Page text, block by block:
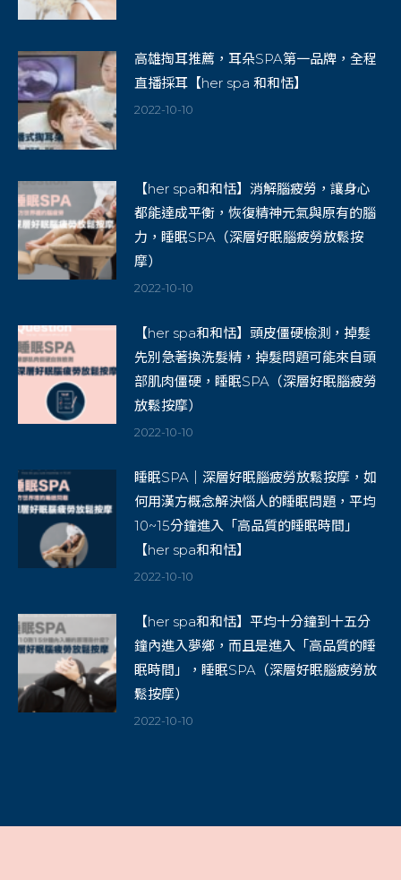
高雄掏耳推薦，耳朵SPA第一品牌，全程
直播採耳【her spa 和和恬】
2022-10-10
【her spa和和恬】消解腦疲勞，讓身心
都能達成平衡，恢復精神元氣與原有的腦
力，睡眠SPA（深層好眠腦疲勞放鬆按
摩）
2022-10-10
【her spa和和恬】頭皮僵硬檢測，掉髮
先別急著換洗髮精，掉髮問題可能來自頭
部肌肉僵硬，睡眠SPA（深層好眠腦疲勞
放鬆按摩）
2022-10-10
睡眠SPA｜深層好眠腦疲勞放鬆按摩，如
何用漢方概念解決惱人的睡眠問題，平均
10~15分鐘進入「高品質的睡眠時間」
【her spa和和恬】
2022-10-10
【her spa和和恬】平均十分鐘到十五分
鐘內進入夢鄉，而且是進入「高品質的睡
眠時間」，睡眠SPA（深層好眠腦疲勞放
鬆按摩）
2022-10-10